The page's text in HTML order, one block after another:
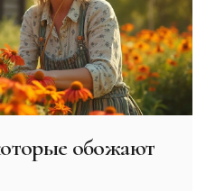
обожают